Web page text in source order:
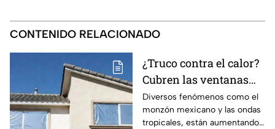
CONTENIDO RELACIONADO
¿Truco contra el calor?
Cubren las ventanas
con papel aluminio,
esto explica la ciencia
Diversos fenómenos como el
monzón mexicano y las ondas
tropicales, están aumentando